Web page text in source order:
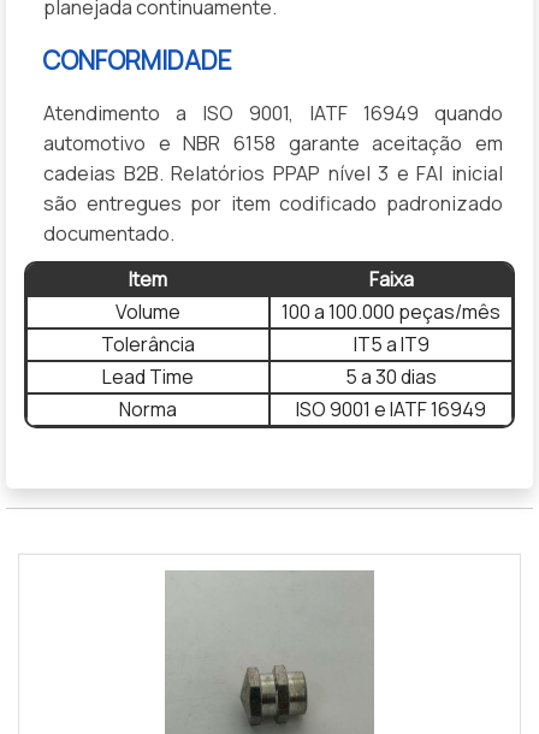
planejada continuamente.
CONFORMIDADE
Atendimento a ISO 9001, IATF 16949 quando
automotivo e NBR 6158 garante aceitação em
cadeias B2B. Relatórios PPAP nível 3 e FAI inicial
são entregues por item codificado padronizado
documentado.
Item
Faixa
Volume
100 a 100.000 peças/mês
Tolerância
IT5 a IT9
Lead Time
5 a 30 dias
Norma
ISO 9001 e IATF 16949